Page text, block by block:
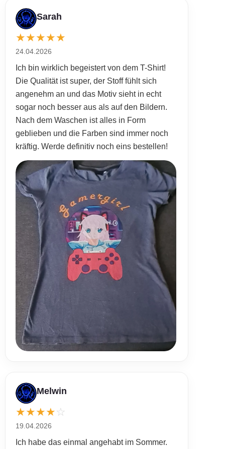
Sarah
★★★★★
24.04.2026
Ich bin wirklich begeistert von dem T-Shirt!
Die Qualität ist super, der Stoff fühlt sich
angenehm an und das Motiv sieht in echt
sogar noch besser aus als auf den Bildern.
Nach dem Waschen ist alles in Form
geblieben und die Farben sind immer noch
kräftig. Werde definitiv noch eins bestellen!
Melwin
★★★★☆
19.04.2026
Ich habe das einmal angehabt im Sommer.